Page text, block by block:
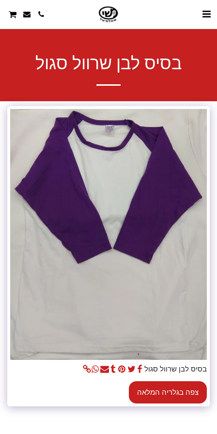
בסיס לבן שרוול סגול
בסיס לבן שרוול סגול
צפה בגלריה המלאה